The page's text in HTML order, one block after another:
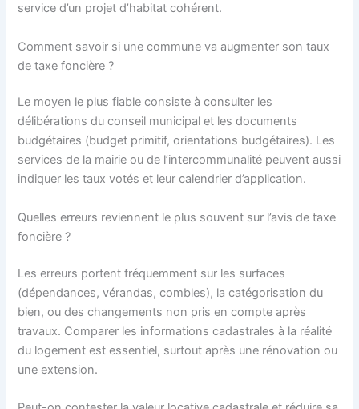
service d’un projet d’habitat cohérent.
Comment savoir si une commune va augmenter son taux
de taxe foncière ?
Le moyen le plus fiable consiste à consulter les
délibérations du conseil municipal et les documents
budgétaires (budget primitif, orientations budgétaires). Les
services de la mairie ou de l’intercommunalité peuvent aussi
indiquer les taux votés et leur calendrier d’application.
Quelles erreurs reviennent le plus souvent sur l’avis de taxe
foncière ?
Les erreurs portent fréquemment sur les surfaces
(dépendances, vérandas, combles), la catégorisation du
bien, ou des changements non pris en compte après
travaux. Comparer les informations cadastrales à la réalité
du logement est essentiel, surtout après une rénovation ou
une extension.